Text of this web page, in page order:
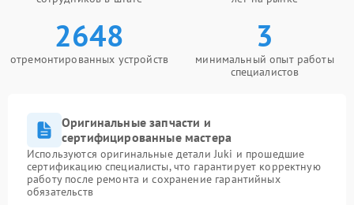
2648
отремонтированных устройств
3
минимальный опыт работы
специалистов
Оригинальные запчасти и
сертифицированные мастера
Используются оригинальные детали Juki и прошедшие
сертификацию специалисты, что гарантирует корректную
работу после ремонта и сохранение гарантийных
обязательств